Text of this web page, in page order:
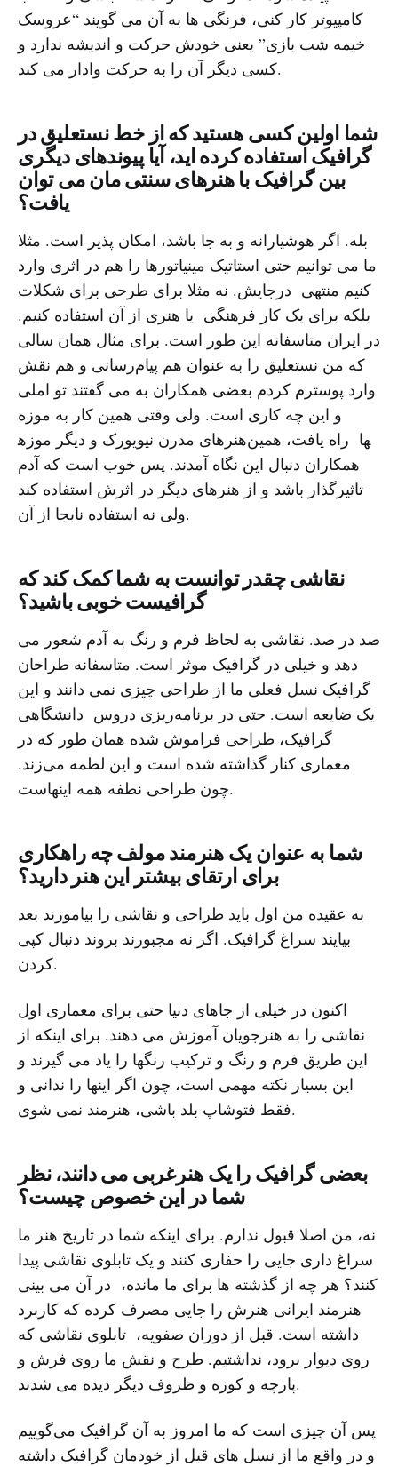
کامپیوتر کار کنی، فرنگی ها به آن می گویند “عروسک
خیمه شب بازی” یعنی خودش حرکت و اندیشه ندارد و
کسی دیگر آن را به حرکت وادار می کند.
شما اولین کسی هستید که از خط نستعلیق در
گرافیک استفاده کرده اید، آیا پیوندهای دیگری
بین گرافیک با هنرهای سنتی مان می توان
یافت؟
بله. اگر هوشیارانه و به جا باشد، امکان پذیر است. مثلا
ما می توانیم حتی استاتیک مینیاتورها را هم در اثری وارد
کنیم منتهی درجایش. نه مثلا برای طرحی برای شکلات
بلکه برای یک کار فرهنگی یا هنری از آن استفاده کنیم.
در ایران متاسفانه این طور است. برای مثال همان سالی
که من نستعلیق را به عنوان هم پیام‌رسانی و هم نقش
وارد پوسترم کردم بعضی همکاران به می گفتند تو املی
و این چه کاری است. ولی وقتی همین کار به موزه
هنرهای مدرن نیویورک و دیگر موزه‎ها راه یافت، همین
همکاران دنبال این نگاه آمدند. پس خوب است که آدم
تاثیرگذار باشد و از هنرهای دیگر در اثرش استفاده کند
ولی نه استفاده نابجا از آن.
نقاشی چقدر توانست به شما کمک کند که
گرافیست خوبی باشید؟
صد در صد. نقاشی به لحاظ فرم و رنگ به آدم شعور می
دهد و خیلی در گرافیک موثر است. متاسفانه طراحان
گرافیک نسل فعلی ما از طراحی چیزی نمی دانند و این
یک ضایعه است. حتی در برنامه‌ریزی دروس دانشگاهی
گرافیک، طراحی فراموش شده همان طور که در
معماری کنار گذاشته شده است و این لطمه می‌زند.
چون طراحی نطفه همه اینهاست.
شما به عنوان یک هنرمند مولف چه راهکاری
برای ارتقای بیشتر این هنر دارید؟
به عقیده من اول باید طراحی و نقاشی را بیاموزند بعد
بیایند سراغ گرافیک. اگر نه مجبورند بروند دنبال کپی
کردن.
اکنون در خیلی از جاهای دنیا حتی برای معماری اول
نقاشی را به هنرجویان آموزش می دهند. برای اینکه از
این طریق فرم و رنگ و ترکیب رنگها را یاد می گیرند و
این بسیار نکته مهمی است، چون اگر اینها را ندانی و
فقط فتوشاپ بلد باشی، هنرمند نمی شوی.
بعضی گرافیک را یک هنرغربی می دانند، نظر
شما در این خصوص چیست؟
نه، من اصلا قبول ندارم. برای اینکه شما در تاریخ هنر ما
سراغ داری جایی را حفاری کنند و یک تابلوی نقاشی پیدا
کنند؟ هر چه از گذشته ها برای ما مانده، در آن می بینی
هنرمند ایرانی هنرش را جایی مصرف کرده که کاربرد
داشته است. قبل از دوران صفویه، تابلوی نقاشی که
روی دیوار برود، نداشتیم. طرح و نقش ما روی فرش و
پارچه و کوزه و ظروف دیگر دیده می شدند.
پس آن چیزی است که ما امروز به آن گرافیک می‌گوییم
و در واقع ما از نسل های قبل از خودمان گرافیک داشته